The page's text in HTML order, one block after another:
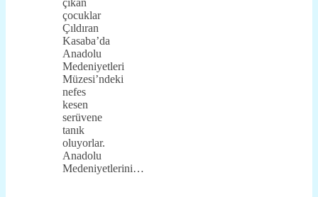
çıkan
çocuklar
Çıldıran
Kasaba’da
Anadolu
Medeniyetleri
Müzesi’ndeki
nefes
kesen
serüvene
tanık
oluyorlar.
Anadolu
Medeniyetlerini…